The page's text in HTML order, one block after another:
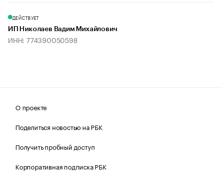
ДЕЙСТВУЕТ
ИП Николаев Вадим Михайлович
ИНН: 774390050598
О проекте
Поделиться новостью на РБК
Получить пробный доступ
Корпоративная подписка РБК